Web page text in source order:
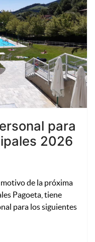
para
2026
de la próxima
Pagoeta, tiene
para los siguientes